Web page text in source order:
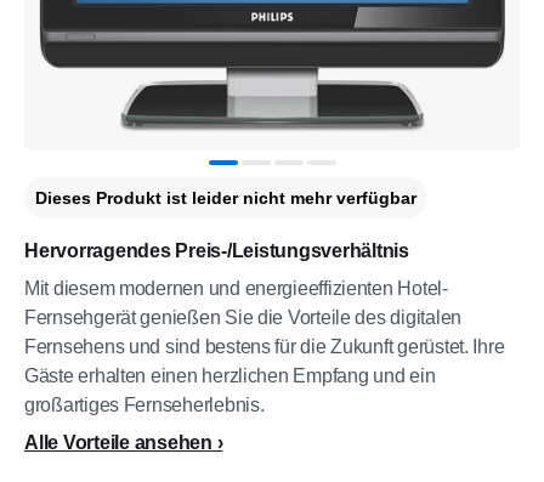
Hervorragendes Preis-/Leistungsverhältnis
Mit diesem modernen und energieeffizienten Hotel-
Fernsehgerät genießen Sie die Vorteile des digitalen
Fernsehens und sind bestens für die Zukunft gerüstet. Ihre
Gäste erhalten einen herzlichen Empfang und ein
großartiges Fernseherlebnis.
Alle Vorteile ansehen
Dieses Produkt ist leider nicht mehr verfügbar